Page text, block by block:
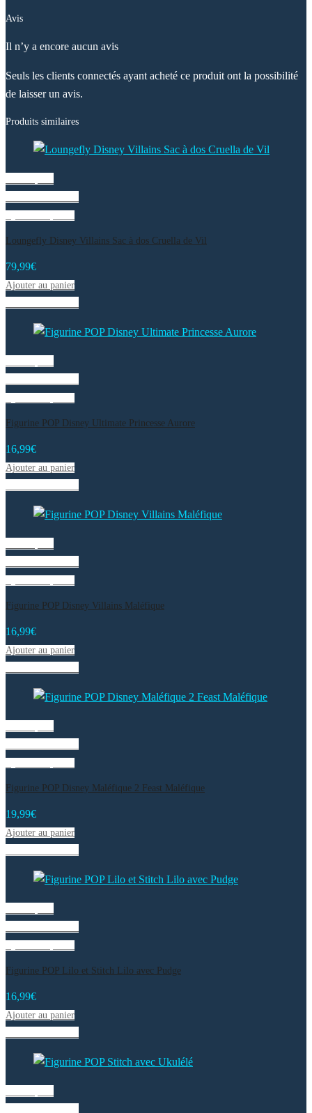
Avis
Il n’y a encore aucun avis
Seuls les clients connectés ayant acheté ce produit ont la possibilité
de laisser un avis.
Produits similaires
Loungefly Disney Villains Sac à dos Cruella de Vil
79,99€
Ajouter au panier
Figurine POP Disney Ultimate Princesse Aurore
16,99€
Ajouter au panier
Figurine POP Disney Villains Maléfique
16,99€
Ajouter au panier
Figurine POP Disney Maléfique 2 Feast Maléfique
19,99€
Ajouter au panier
Figurine POP Lilo et Stitch Lilo avec Pudge
16,99€
Ajouter au panier